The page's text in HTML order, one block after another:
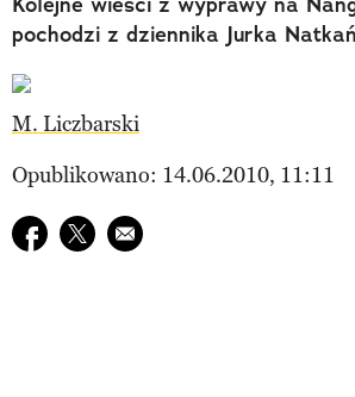
pochodzi z dziennika Jurka
M. Liczbarski
Opublikowano: 14.06.2010, 11:11
Udostępnij na facebook
Udostępnij na twitter
E-mail do przyjaciela